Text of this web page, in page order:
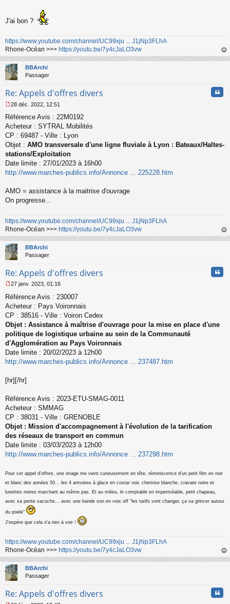
J'ai bon ?
https://www.youtube.com/channel/UC99xju ... J1jNp3FLhA
Rhone-Océan >>> https://youtu.be/7y4cJaLO3vw
au
BBArchi
Passager
Re: Appels d'offres divers
e
s
s
a
g
e
n
o
l
u
28 déc. 2022, 12:51
Référence Avis : 22M0192
Acheteur : SYTRAL Mobilités
CP : 69487 - Ville : Lyon
Objet : AMO transversale d'une ligne fluviale à Lyon : Bateaux/Haltes-
stations/Exploitation
Date limite : 27/01/2023 à 16h00
http://www.marches-publics.info/Annonce ... 225228.htm
AMO = assistance à la maitrise d'ouvrage
On progresse...
https://www.youtube.com/channel/UC99xju ... J1jNp3FLhA
Rhone-Océan >>> https://youtu.be/7y4cJaLO3vw
au
BBArchi
Passager
Re: Appels d'offres divers
e
s
s
g
e
n
o
n
27 janv. 2023, 01:16
Référence Avis : 230007
Acheteur : Pays Voironnais
CP : 38516 - Ville : Voiron Cedex
Objet : Assistance à maîtrise d'ouvrage pour la mise en place d'une
politique de logistique urbaine au sein de la Communauté
d'Agglomération au Pays Voironnais
Date limite : 20/02/2023 à 12h00
http://www.marches-publics.info/Annonce ... 237487.htm
[hr][/hr]
Référence Avis : 2023-ETU-SMAG-0011
Acheteur : SMMAG
CP : 38031 - Ville : GRENOBLE
Objet : Mission d'accompagnement à l'évolution de la tarification
des réseaux de transport en commun
Date limite : 03/03/2023 à 12h00
http://www.marches-publics.info/Annonce ... 237298.htm
Pour cet appel d'offres, une image me vient curieusement en tête, réminiscence d'un petit film en noir
et blanc des années 50... les 4 armoires à glace en costar noir, chemise blanche, cravate noire et
lunettes noires marchant au même pas. Et au milieu, le comptable en imperméable, petit chapeau,
avec sa petite sacoche... avec une bande son en voix off "les tarifs vont changer, ça va grincer autour
du poele"
J'espère que cela n'a rien à voir !
https://www.youtube.com/channel/UC99xju ... J1jNp3FLhA
Rhone-Océan >>> https://youtu.be/7y4cJaLO3vw
au
BBArchi
Passager
Re: Appels d'offres divers